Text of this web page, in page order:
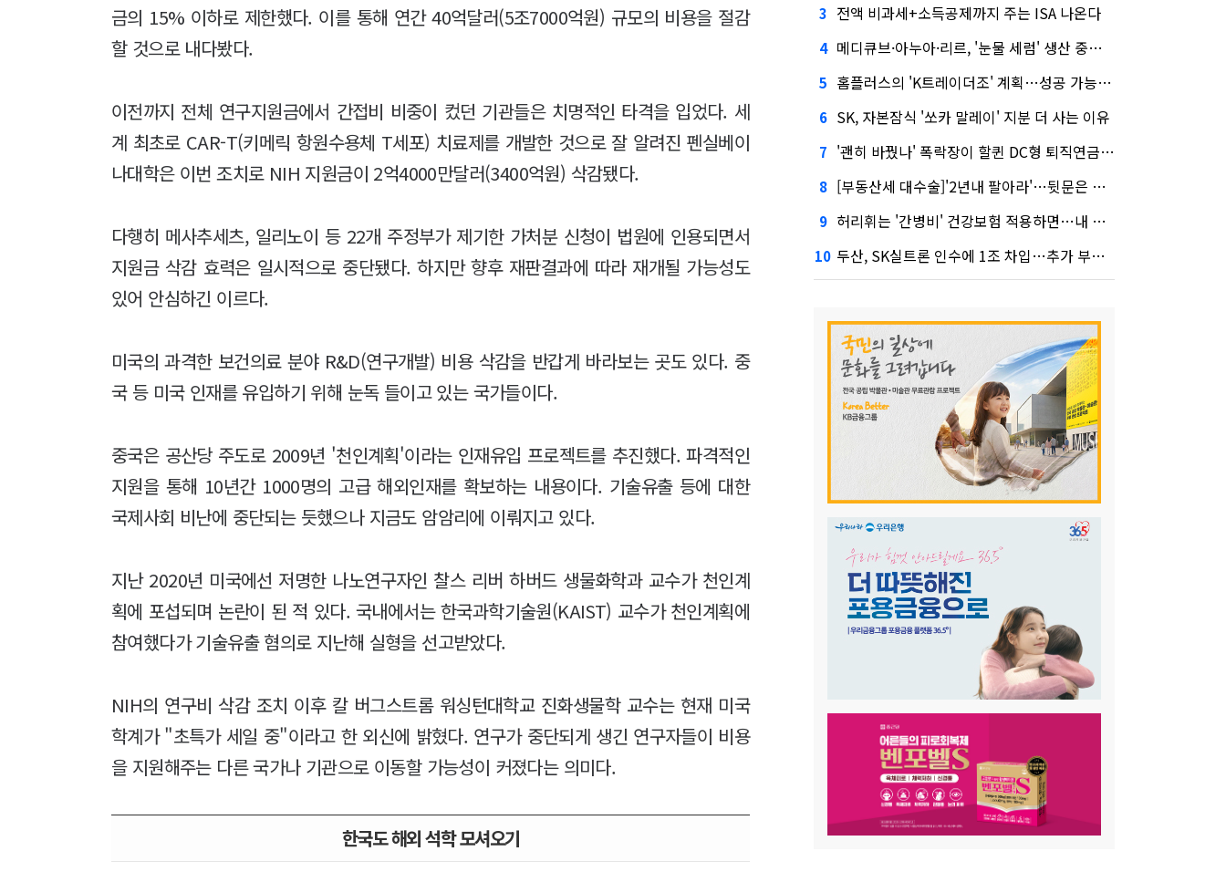
금의 15% 이하로 제한했다. 이를 통해 연간 40억달러(5조7000억원) 규모의 비용을 절감
할 것으로 내다봤다.
이전까지 전체 연구지원금에서 간접비 비중이 컸던 기관들은 치명적인 타격을 입었다. 세
계 최초로 CAR-T(키메릭 항원수용체 T세포) 치료제를 개발한 것으로 잘 알려진 펜실베이
나대학은 이번 조치로 NIH 지원금이 2억4000만달러(3400억원) 삭감됐다.
다행히 메사추세츠, 일리노이 등 22개 주정부가 제기한 가처분 신청이 법원에 인용되면서
지원금 삭감 효력은 일시적으로 중단됐다. 하지만 향후 재판결과에 따라 재개될 가능성도
있어 안심하긴 이르다.
미국의 과격한 보건의료 분야 R&D(연구개발) 비용 삭감을 반갑게 바라보는 곳도 있다. 중
국 등 미국 인재를 유입하기 위해 눈독 들이고 있는 국가들이다.
중국은 공산당 주도로 2009년 '천인계획'이라는 인재유입 프로젝트를 추진했다. 파격적인
지원을 통해 10년간 1000명의 고급 해외인재를 확보하는 내용이다. 기술유출 등에 대한
국제사회 비난에 중단되는 듯했으나 지금도 암암리에 이뤄지고 있다.
지난 2020년 미국에선 저명한 나노연구자인 찰스 리버 하버드 생물화학과 교수가 천인계
획에 포섭되며 논란이 된 적 있다. 국내에서는 한국과학기술원(KAIST) 교수가 천인계획에
참여했다가 기술유출 혐의로 지난해 실형을 선고받았다.
NIH의 연구비 삭감 조치 이후 칼 버그스트롬 워싱턴대학교 진화생물학 교수는 현재 미국
학계가 "초특가 세일 중"이라고 한 외신에 밝혔다. 연구가 중단되게 생긴 연구자들이 비용
을 지원해주는 다른 국가나 기관으로 이동할 가능성이 커졌다는 의미다.
한국도 해외 석학 모셔오기
3 전액 비과세+소득공제까지 주는 ISA 나온다
4 메디큐브·아누아·리르, '눈물 세럼' 생산 중단한다
5 홈플러스의 'K트레이더조' 계획…성공 가능성은 '글쎄'
6 SK, 자본잠식 '쏘카 말레이' 지분 더 사는 이유
7 '괜히 바꿨나' 폭락장이 할퀸 DC형 퇴직연금…전문가 조언은
8 [부동산세 대수술]'2년내 팔아라'…뒷문은 열었다
9 허리휘는 '간병비' 건강보험 적용하면…내 간병보험은?
10 두산, SK실트론 인수에 1조 차입…추가 부담은?